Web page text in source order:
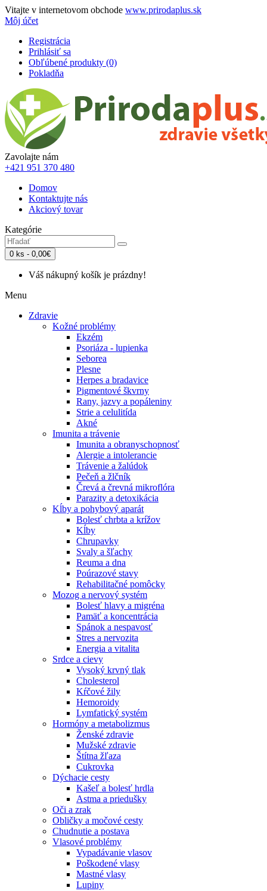
Vitajte v internetovom obchode www.prirodaplus.sk
Môj účet
Registrácia
Prihlásiť sa
Obľúbené produkty (0)
Pokladňa
Zavolajte nám
+421 951 370 480
Domov
Kontaktujte nás
Akciový tovar
Kategórie
0 ks - 0,00€
Váš nákupný košík je prázdny!
Menu
Zdravie
Kožné problémy
Ekzém
Psoriáza - lupienka
Seborea
Plesne
Herpes a bradavice
Pigmentové škvrny
Rany, jazvy a popáleniny
Strie a celulitída
Akné
Imunita a trávenie
Imunita a obranyschopnosť
Alergie a intolerancie
Trávenie a žalúdok
Pečeň a žlčník
Črevá a črevná mikroflóra
Parazity a detoxikácia
Kĺby a pohybový aparát
Bolesť chrbta a krížov
Kĺby
Chrupavky
Svaly a šľachy
Reuma a dna
Poúrazové stavy
Rehabilitačné pomôcky
Mozog a nervový systém
Bolesť hlavy a migréna
Pamäť a koncentrácia
Spánok a nespavosť
Stres a nervozita
Energia a vitalita
Srdce a cievy
Vysoký krvný tlak
Cholesterol
Kŕčové žily
Hemoroidy
Lymfatický systém
Hormóny a metabolizmus
Ženské zdravie
Mužské zdravie
Štítna žľaza
Cukrovka
Dýchacie cesty
Kašeľ a bolesť hrdla
Astma a priedušky
Oči a zrak
Obličky a močové cesty
Chudnutie a postava
Vlasové problémy
Vypadávanie vlasov
Poškodené vlasy
Mastné vlasy
Lupiny